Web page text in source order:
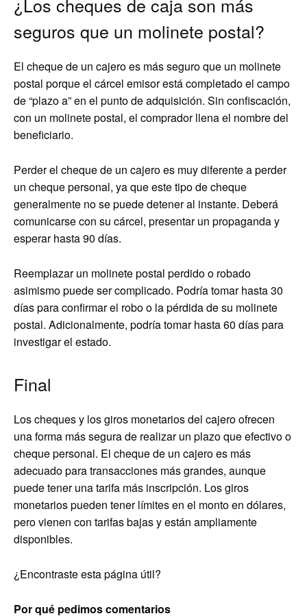
¿Los cheques de caja son más
seguros que un molinete postal?
El cheque de un cajero es más seguro que un molinete
postal porque el cárcel emisor está completado el campo
de “plazo a” en el punto de adquisición. Sin confiscación,
con un molinete postal, el comprador llena el nombre del
beneficiario.
Perder el cheque de un cajero es muy diferente a perder
un cheque personal, ya que este tipo de cheque
generalmente no se puede detener al instante. Deberá
comunicarse con su cárcel, presentar un propaganda y
esperar hasta 90 días.
Reemplazar un molinete postal perdido o robado
asimismo puede ser complicado. Podría tomar hasta 30
días para confirmar el robo o la pérdida de su molinete
postal. Adicionalmente, podría tomar hasta 60 días para
investigar el estado.
Final
Los cheques y los giros monetarios del cajero ofrecen
una forma más segura de realizar un plazo que efectivo o
cheque personal. El cheque de un cajero es más
adecuado para transacciones más grandes, aunque
puede tener una tarifa más inscripción. Los giros
monetarios pueden tener límites en el monto en dólares,
pero vienen con tarifas bajas y están ampliamente
disponibles.
¿Encontraste esta página útil?
Por qué pedimos comentarios